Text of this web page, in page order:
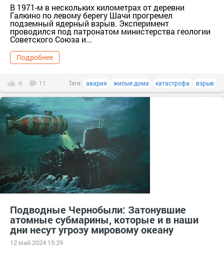
В 1971-м в нескольких километрах от деревни
Галкино по левому берегу Шачи прогремел
подземный ядерный взрыв. Эксперимент
проводился под патронатом министерства геологии
Советского Союза и...
Подробнее
-6 11 Теги: авария жилые дома катастрофа взрыв
Подводные Чернобыли: Затонувшие
атомные субмарины, которые и в наши
дни несут угрозу мировому океану
12 май 2024 15:29